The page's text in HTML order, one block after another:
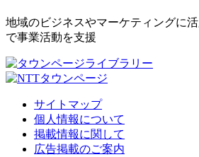
地域のビジネスやマーケティングに
で事業活動を支援
サイトマップ
個人情報について
掲載情報に関して
広告掲載のご案内